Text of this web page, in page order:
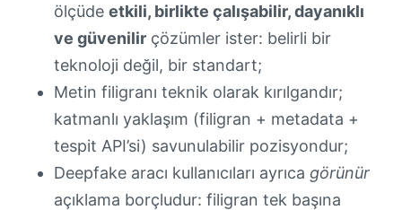
ölçüde etkili, birlikte çalışabilir, dayanıklı
ve güvenilir çözümler ister: belirli bir
teknoloji değil, bir standart;
Metin filigranı teknik olarak kırılgandır;
katmanlı yaklaşım (filigran + metadata +
tespit API’si) savunulabilir pozisyondur;
Deepfake aracı kullanıcıları ayrıca görünür
açıklama borçludur: filigran tek başına